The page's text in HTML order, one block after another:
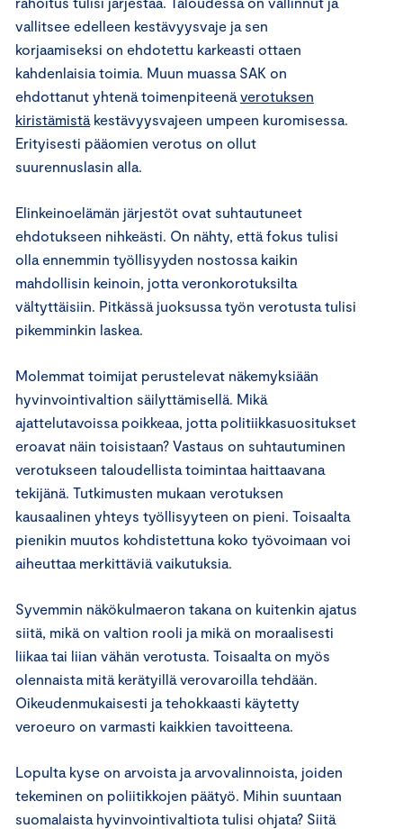
vallitsee edelleen kestävyysvaje ja sen
korjaamiseksi on ehdotettu karkeasti ottaen
kahdenlaisia toimia. Muun muassa SAK on
ehdottanut yhtenä toimenpiteenä verotuksen
kiristämistä kestävyysvajeen umpeen kuromisessa.
Erityisesti pääomien verotus on ollut
suurennuslasin alla.
Elinkeinoelämän järjestöt ovat suhtautuneet
ehdotukseen nihkeästi. On nähty, että fokus tulisi
olla ennemmin työllisyyden nostossa kaikin
mahdollisin keinoin, jotta veronkorotuksilta
vältyttäisiin. Pitkässä juoksussa työn verotusta tulisi
pikemminkin laskea.
Molemmat toimijat perustelevat näkemyksiään
hyvinvointivaltion säilyttämisellä. Mikä
ajattelutavoissa poikkeaa, jotta politiikkasuositukset
eroavat näin toisistaan? Vastaus on suhtautuminen
verotukseen taloudellista toimintaa haittaavana
tekijänä. Tutkimusten mukaan verotuksen
kausaalinen yhteys työllisyyteen on pieni. Toisaalta
pienikin muutos kohdistettuna koko työvoimaan voi
aiheuttaa merkittäviä vaikutuksia.
Syvemmin näkökulmaeron takana on kuitenkin ajatus
siitä, mikä on valtion rooli ja mikä on moraalisesti
liikaa tai liian vähän verotusta. Toisaalta on myös
olennaista mitä kerätyillä verovaroilla tehdään.
Oikeudenmukaisesti ja tehokkaasti käytetty
veroeuro on varmasti kaikkien tavoitteena.
Lopulta kyse on arvoista ja arvovalinnoista, joiden
tekeminen on poliitikkojen päätyö. Mihin suuntaan
suomalaista hyvinvointivaltiota tulisi ohjata? Siitä